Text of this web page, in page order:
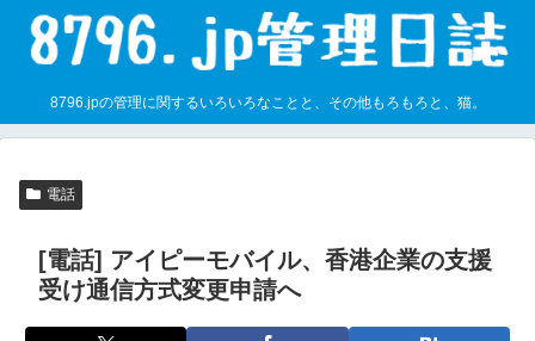
8796.jpの管理に関するいろいろなことと、その他もろもろと、猫。
電話
[電話] アイピーモバイル、香港企業の支援
受け通信方式変更申請へ